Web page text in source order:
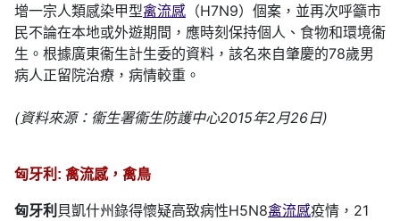
增一宗人類感染甲型禽流感 （H7N9）個案，並再次呼籲市
民不論在本地或外遊期間，應時刻保持個人、食物和環境衞
生。根據廣東衞生計生委的資料，該名來自肇慶的78歲男
病人正留院治療，病情較重。
(資料來源：衞生署衞生防護中心2015年2月26日)
匈牙利: 禽流感，禽鳥
匈牙利 貝凱什州錄得懷疑高致病性H5N8禽流感疫情，21